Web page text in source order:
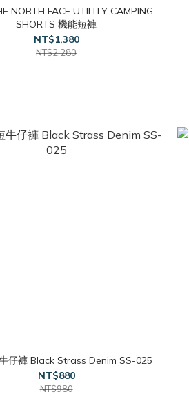
NORTH FACE UTILITY CAMPING
SHORTS 機能短褲
NT$1,380
NT$2,280
仔褲 Black Strass Denim SS-025
NT$880
NT$980